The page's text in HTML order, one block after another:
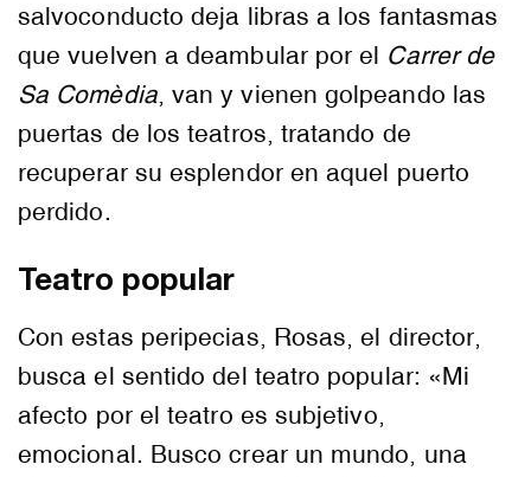
salvoconducto deja libras a los fantasmas
que vuelven a deambular por el Carrer de
Sa Comèdia, van y vienen golpeando las
puertas de los teatros, tratando de
recuperar su esplendor en aquel puerto
perdido.
Teatro popular
Con estas peripecias, Rosas, el director,
busca el sentido del teatro popular: «Mi
afecto por el teatro es subjetivo,
emocional. Busco crear un mundo, una